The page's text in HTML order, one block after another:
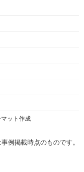
ット作成
例掲載時点のものです。